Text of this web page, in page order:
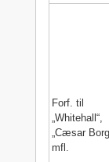
Forf. til
„Whitehall“,
„Cæsar
mfl.